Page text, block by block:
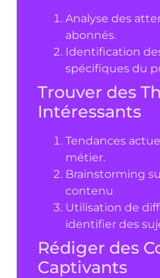
Analyse des
abonnés.
Identification
spécifiques du
Trouver des
Intéressants
Tendances
métier.
Brainstorming
contenu
Utilisation de
identifier des
Rédiger des
Captivants